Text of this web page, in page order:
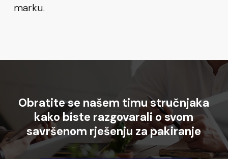
marku.
Obratitese našem timu stručnjaka
kakobiste razgovarali osvom
savršenom rješenju zapakiranje